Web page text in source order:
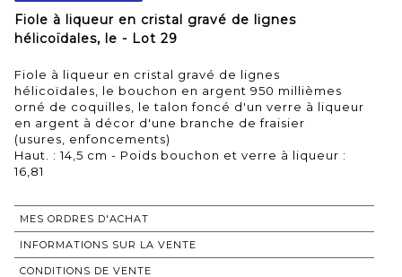
Fiole à liqueur en cristal gravé de lignes
hélicoïdales, le - Lot 29
Fiole à liqueur en cristal gravé de lignes
hélicoïdales, le bouchon en argent 950 millièmes
orné de coquilles, le talon foncé d'un verre à liqueur
en argent à décor d'une branche de fraisier
(usures, enfoncements)
Haut. : 14,5 cm - Poids bouchon et verre à liqueur :
16,81
MES ORDRES D'ACHAT
INFORMATIONS SUR LA VENTE
CONDITIONS DE VENTE